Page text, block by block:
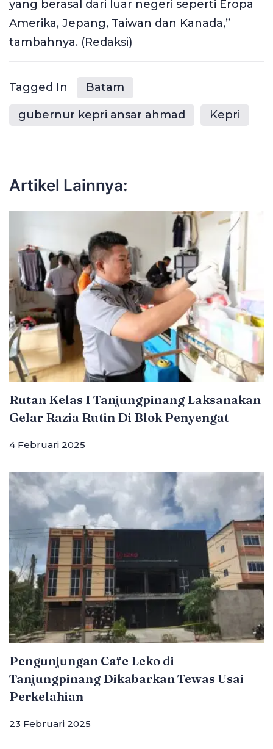
yang berasal dari luar negeri seperti Eropa
Amerika, Jepang, Taiwan dan Kanada,”
tambahnya. (Redaksi)
Tagged In Batam
gubernur kepri ansar ahmad Kepri
Artikel Lainnya:
Rutan Kelas I Tanjungpinang Laksanakan
Gelar Razia Rutin Di Blok Penyengat
4 Februari 2025
Pengunjungan Cafe Leko di
Tanjungpinang Dikabarkan Tewas Usai
Perkelahian
23 Februari 2025